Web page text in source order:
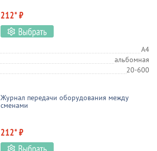
212* ₽
А4
альбомная
20-600
Журнал передачи оборудования между
сменами
212* ₽